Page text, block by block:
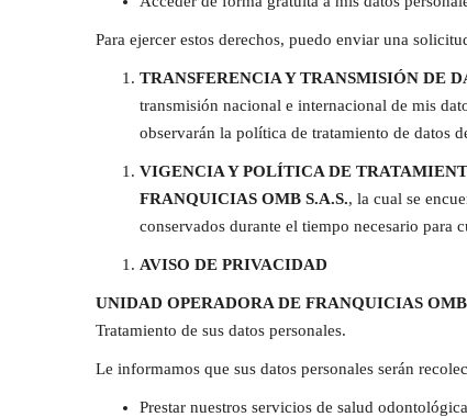
Para ejercer estos derechos, puedo enviar una
TRANSFERENCIA Y TRANSMISIÓN DE
transmisión nacional e internacional de mis
observarán la política de tratamiento de datos
VIGENCIA Y POLÍTICA DE
FRANQUICIAS OMB S.A.S., la cual se
conservados durante el tiempo necesario para
AVISO DE PRIVACIDAD
UNIDAD OPERADORA DE FRANQUICIAS OMB
Tratamiento de sus datos personales.
Le informamos que sus datos personales serán
Prestar nuestros servicios de salud